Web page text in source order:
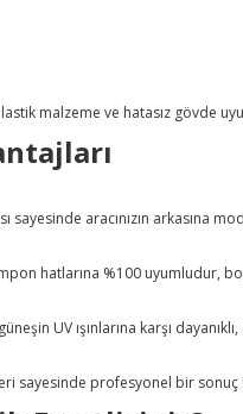
malzeme ve hatasız gövde
sayesinde aracınızın arkasına
hatlarına %100 uyumludur,
UV ışınlarına karşı
sayesinde profesyonel bir